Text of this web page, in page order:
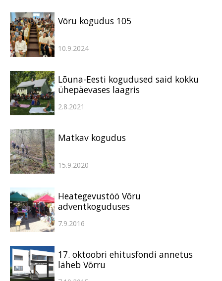
Võru kogudus 105
10.9.2024
Lõuna-Eesti kogudused said kokku
ühepäevases laagris
2.8.2021
Matkav kogudus
15.9.2020
Heategevustöö Võru
adventkoguduses
7.9.2016
17. oktoobri ehitusfondi annetus
läheb Võrru